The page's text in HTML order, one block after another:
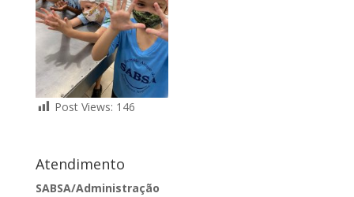
Post Views: 146
Atendimento
SABSA/Administração